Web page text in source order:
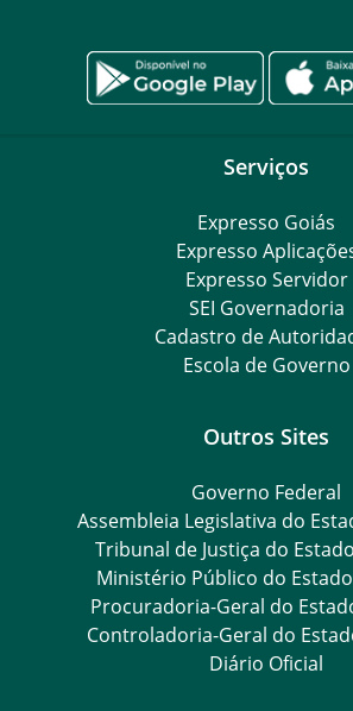
Serviços
Expresso Goiás
Expresso
Expresso Servidor
SEI Governadoria
Cadastro de
Escola de Governo
Outros Sites
Governo Federal
Assembleia Legislativa do
Tribunal de Justiça do
Ministério Público do
Procuradoria-Geral do
Controladoria-Geral do
Diário Oficial